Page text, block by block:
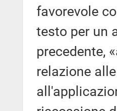
favorevole
testo per un
precedente,
relazione